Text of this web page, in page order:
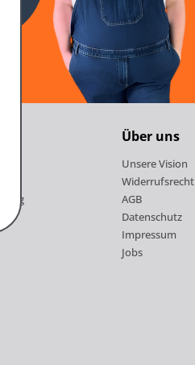
Über uns
Unsere Vision
Widerrufsrecht
AGB
Datenschutz
Impressum
Jobs